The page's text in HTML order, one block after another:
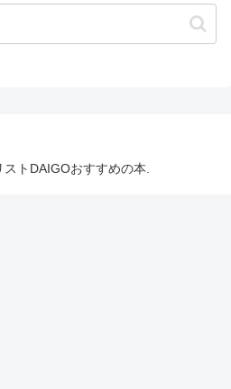
トDAIGOおすすめの本.